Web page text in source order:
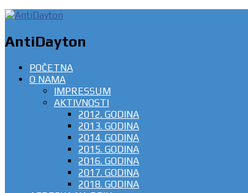
AntiDayton
POČETNA
O NAMA
IMPRESSUM
AKTIVNOSTI
2012. GODINA
2013. GODINA
2014. GODINA
2015. GODINA
2016. GODINA
2017. GODINA
2018. GODINA